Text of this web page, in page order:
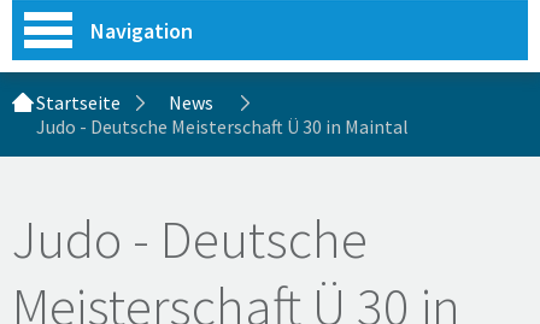
Navigation
Startseite
News
Judo - Deutsche Meisterschaft Ü 30 in Maintal
Judo - Deutsche
Meisterschaft Ü 30 in